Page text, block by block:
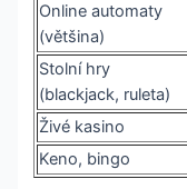
Online automaty
(většina)
Stolní hry
(blackjack, ruleta)
Živé kasino
Keno, bingo